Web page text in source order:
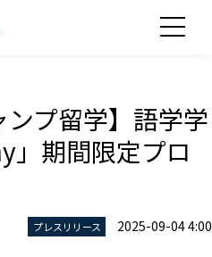
ンプ留学】語学学
」期間限定プロ
プレスリリース 2025-09-04 4:00